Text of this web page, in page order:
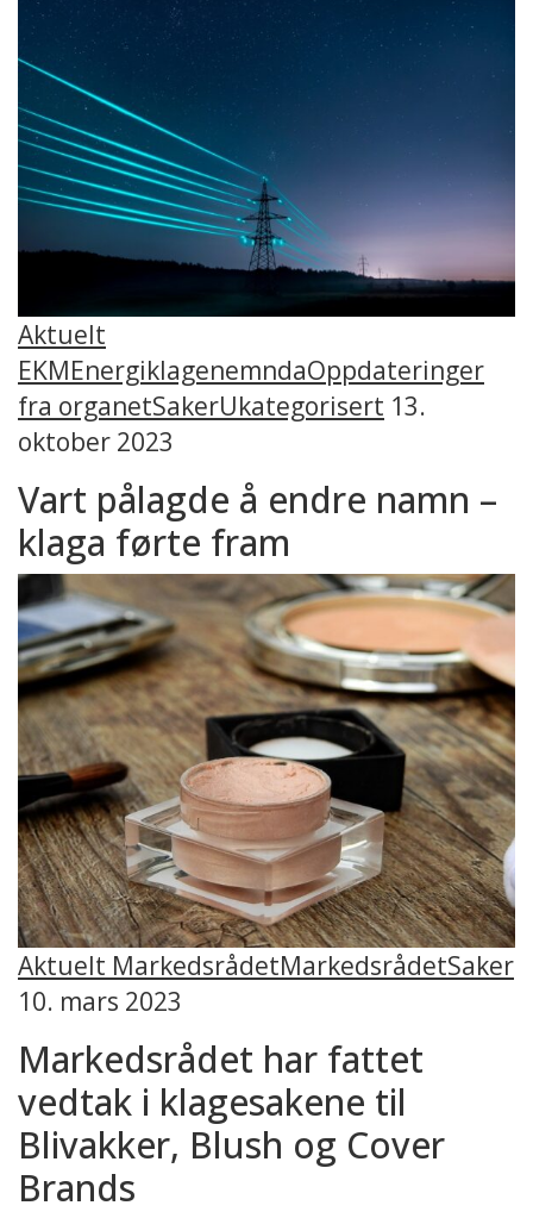
Aktuelt
EKMEnergiklagenemndaOppdateringer
fra organetSakerUkategorisert 13.
oktober 2023
Vart pålagde å endre namn –
klaga førte fram
Aktuelt MarkedsrådetMarkedsrådetSaker
10. mars 2023
Markedsrådet har fattet
vedtak i klagesakene til
Blivakker, Blush og Cover
Brands